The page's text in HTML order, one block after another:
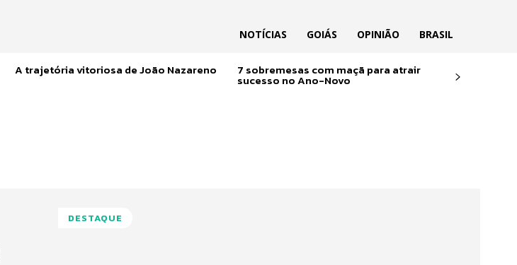
NOTÍCIAS GOIÁS OPINIÃO BRASIL
A trajetória vitoriosa de João Nazareno 7 sobremesas com maçã para atrair
sucesso no Ano-Novo
DESTAQUE